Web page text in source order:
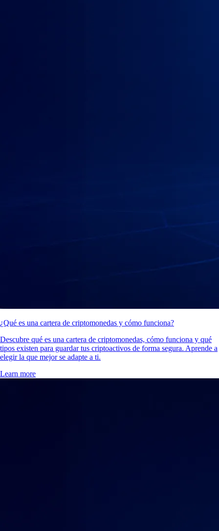
¿Qué es una cartera de criptomonedas y cómo funciona?
Descubre qué es una cartera de criptomonedas, cómo funciona y qué
tipos existen para guardar tus criptoactivos de forma segura. Aprende a
elegir la que mejor se adapte a ti.
Learn more